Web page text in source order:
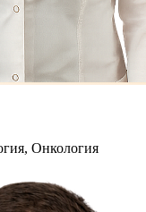
Онкология